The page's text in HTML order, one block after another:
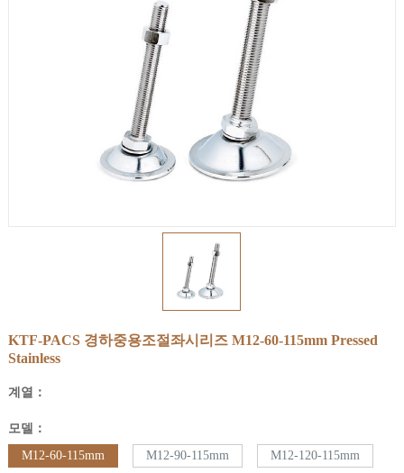
KTF-PACS 경하중용조절좌시리즈 M12-60-115mm Pressed
Stainless
계열：
모델：
M12-60-115mm
M12-90-115mm M12-120-115mm